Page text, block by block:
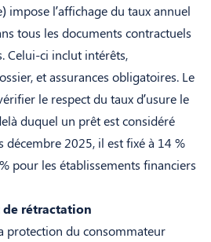
impose l’affichage du taux annuel
tous les documents contractuels
Celui-ci inclut intérêts,
et assurances obligatoires. Le
le respect du taux d’usure le
duquel un prêt est considéré
décembre 2025, il est fixé à 14 %
pour les établissements financiers
rétractation
protection du consommateur